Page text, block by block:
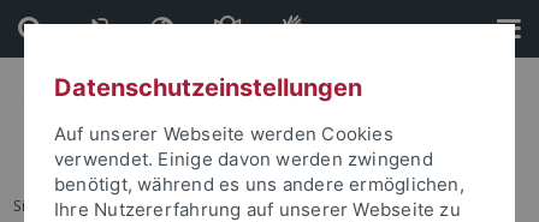
Direkt
zum
Inhalt
Direkt
zur
Fußleiste
Sie sind hier: Startseite
Datenschutzeinstellungen
Auf unserer Webseite werden Cookies
verwendet. Einige davon werden zwingend
benötigt, während es uns andere ermöglichen,
Ihre Nutzererfahrung auf unserer Webseite zu